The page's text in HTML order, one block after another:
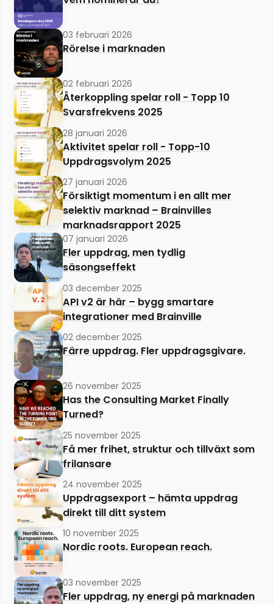
03 februari 2026
Rörelse i marknaden
02 februari 2026
Återkoppling spelar roll - Topp 10
Svarsfrekvens 2025
28 januari 2026
Aktivitet spelar roll - Topp-10
Uppdragsvolym 2025
27 januari 2026
Försiktigt momentum i en allt mer
selektiv marknad – Brainvilles
marknadsrapport 2025
07 januari 2026
Fler uppdrag, men tydlig
säsongseffekt
03 december 2025
API v2 är här – bygg smartare
integrationer med Brainville
02 december 2025
Färre uppdrag. Fler uppdragsgivare.
26 november 2025
Has the Consulting Market Finally
Turned?
25 november 2025
Få mer frihet, struktur och tillväxt som
frilansare
24 november 2025
Uppdragsexport – hämta uppdrag
direkt till ditt system
10 november 2025
Nordic roots. European reach.
03 november 2025
Fler uppdrag, ny energi på marknaden